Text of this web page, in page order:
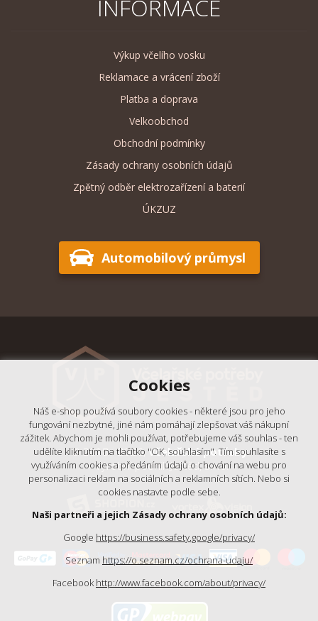
INFORMACE
Výkup včelího vosku
Reklamace a vrácení zboží
Platba a doprava
Velkoobchod
Obchodní podmínky
Zásady ochrany osobních údajů
Zpětný odběr elektrozařízení a baterií
ÚKZUZ
Automobilový průmysl
© 2018 - 2026, Včelařské potřeby
- Výrobní podnik Ještěd, s.r.o.
Cookies
Náš e-shop používá soubory cookies - některé jsou pro jeho
fungování nezbytné, jiné nám pomáhají zlepšovat váš nákupní
zážitek. Abychom je mohli používat, potřebujeme váš souhlas - ten
udělíte kliknutím na tlačítko "OK, souhlasím". Tím souhlasíte s
využíváním cookies a předáním údajů o chování na webu pro
personalizaci reklam na sociálních a reklamních sítích. Nebo si
cookies nastavte podle sebe.
Naši partneři a jejich Zásady ochrany osobních údajů:
Google https://business.safety.google/privacy/
Seznam https://o.seznam.cz/ochrana-udaju/
Facebook http://www.facebook.com/about/privacy/